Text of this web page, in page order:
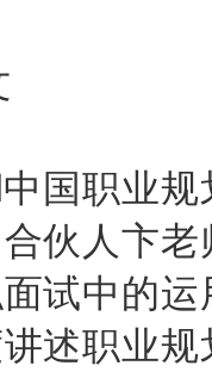
国职业规
伙人卞老
试中的运
述职业规